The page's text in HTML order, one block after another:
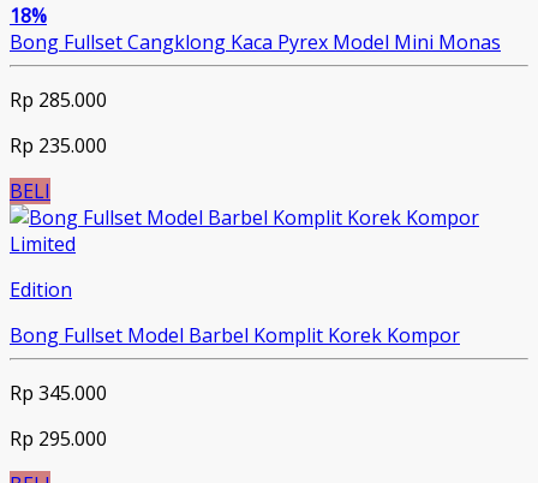
18%
Bong Fullset Cangklong Kaca Pyrex Model Mini Monas
Rp 285.000
Rp 235.000
BELI
Limited
Edition
Bong Fullset Model Barbel Komplit Korek Kompor
Rp 345.000
Rp 295.000